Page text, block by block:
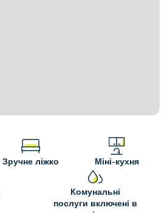
Зручне ліжко Міні-кухня
Комунальні
послуги включені в